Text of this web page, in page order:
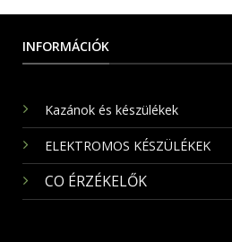
INFORMÁCIÓK
Kazánok és készülékek
ELEKTROMOS KÉSZÜLÉKEK
CO ÉRZÉKELŐK